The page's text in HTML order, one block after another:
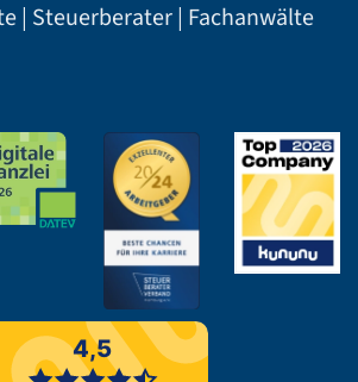
| Steuerberater | Fachanwälte